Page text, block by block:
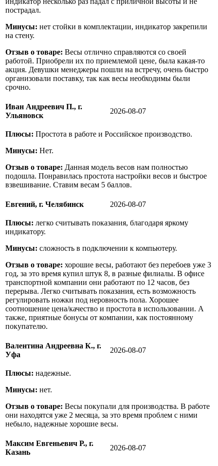
пострадал.
Минусы: нет стойки в комплектации, индикатор закрепили
на стену.
Отзыв о товаре: Весы отлично справляются со своей
работой. Приобрели их по приемлемой цене, была какая-то
акция. Девушки менеджеры пошли на встречу, очень быстро
организовали поставку, так как весы необходимы были
срочно.
Иван Андреевич П., г.
Ульяновск
2026-08-07
Плюсы: Простота в работе и Российское производство.
Минусы: Нет.
Отзыв о товаре: Данная модель весов нам полностью
подошла. Понравилась простота настройки весов и быстрое
взвешивание. Ставим весам 5 баллов.
Евгений, г. Челябинск 2026-08-07
Плюсы: легко считывать показания, благодаря яркому
индикатору.
Минусы: сложность в подключении к компьютеру.
Отзыв о товаре: хорошие весы, работают без перебоев уже 3
год, за это время купил штук 8, в разные филиалы. В офисе
транспортной компании они работают по 12 часов, без
перерыва. Легко считывать показания, есть возможность
регулировать ножки под неровность пола. Хорошее
соотношение цена/качество и простота в использовании. А
также, приятные бонусы от компании, как постоянному
покупателю.
Валентина Андреевна К., г.
Уфа
2026-08-07
Плюсы: надежные.
Минусы: нет.
Отзыв о товаре: Весы покупали для производства. В работе
они находятся уже 2 месяца, за это время проблем с ними
небыло, надежные хорошие весы.
Максим Евгеньевич Р., г.
Казань
2026-08-07